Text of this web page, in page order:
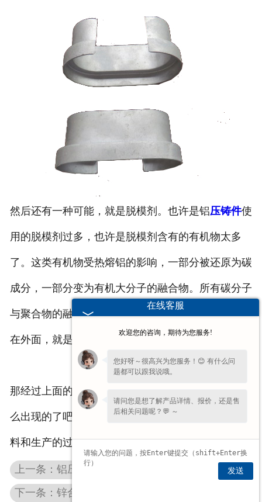
然后还有一种可能，就是脱模剂。也许是铝压铸件使
用的脱模剂过多，也许是脱模剂含有的有机物太多
了。这类有机物受热熔铝的影响，一部分被还原为碳
成分，一部分变为有机大分子的融合物。所有碳分子
与聚合物的融合，在铝压铸变成铝铸件的时候，被包
在外面，就是我们见到的黑斑。
那经过上面的内容，大家都知道铝压铸件的黑斑是怎
么出现的了吧？这所有的一切都得追溯到一开始的选
料和生产的过程中。
上一条：铝压铸件的优势是什么
下一条：锌合金压铸件在加工期间有什么困难？
在线客服
欢迎您的咨询，期待为您服务!
您好呀～很高兴为您服务！😊 有什么问
题都可以跟我说哦。
请问您是想了解产品详情、报价，还是售
后相关问题呢？💬 ～
发送